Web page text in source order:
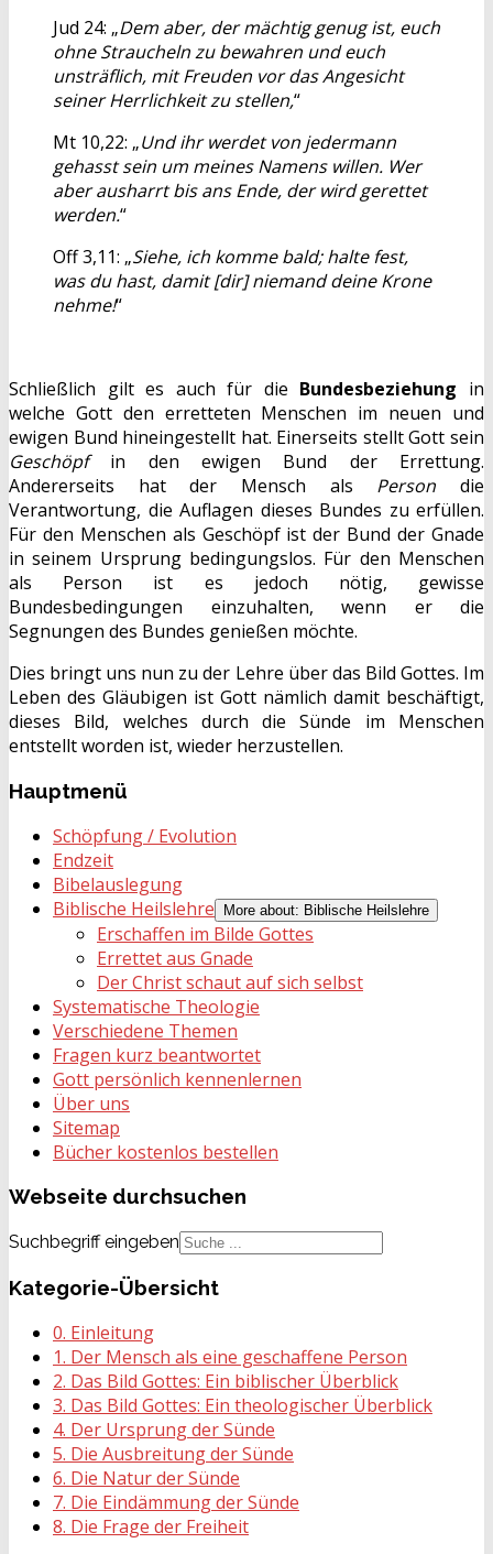
Jud 24: „Dem aber, der mächtig genug ist, euch
ohne Straucheln zu bewahren und euch
unsträflich, mit Freuden vor das Angesicht
seiner Herrlichkeit zu stellen,“
Mt 10,22: „Und ihr werdet von jedermann
gehasst sein um meines Namens willen. Wer
aber ausharrt bis ans Ende, der wird gerettet
werden.“
Off 3,11: „Siehe, ich komme bald; halte fest,
was du hast, damit [dir] niemand deine Krone
nehme!“
Schließlich gilt es auch für die Bundesbeziehung in
welche Gott den erretteten Menschen im neuen und
ewigen Bund hineingestellt hat. Einerseits stellt Gott sein
Geschöpfin den ewigen Bund der Errettung.
Andererseits hat der Mensch als Person die
Verantwortung, die Auflagen dieses Bundes zu erfüllen.
Für den Menschen als Geschöpf ist der Bund der Gnade
in seinem Ursprung bedingungslos. Für den Menschen
als Person ist es jedoch nötig, gewisse
Bundesbedingungen einzuhalten, wenn er die
Segnungen des Bundes genießen möchte.
Dies bringt uns nun zu der Lehre über das Bild Gottes. Im
Leben des Gläubigen ist Gott nämlich damit beschäftigt,
dieses Bild, welches durch die Sünde im Menschen
entstellt worden ist, wieder herzustellen.
Hauptmenü
Schöpfung / Evolution
Endzeit
Bibelauslegung
Biblische Heilslehre
More about: Biblische Heilslehre
Erschaffen im Bilde Gottes
Errettet aus Gnade
Der Christ schaut auf sich selbst
Systematische Theologie
Verschiedene Themen
Fragen kurz beantwortet
Gott persönlich kennenlernen
Über uns
Sitemap
Bücher kostenlos bestellen
Webseite durchsuchen
Suchbegriff eingeben
Kategorie-Übersicht
0. Einleitung
1. Der Mensch als eine geschaffene Person
2. Das Bild Gottes: Ein biblischer Überblick
3. Das Bild Gottes: Ein theologischer Überblick
4. Der Ursprung der Sünde
5. Die Ausbreitung der Sünde
6. Die Natur der Sünde
7. Die Eindämmung der Sünde
8. Die Frage der Freiheit